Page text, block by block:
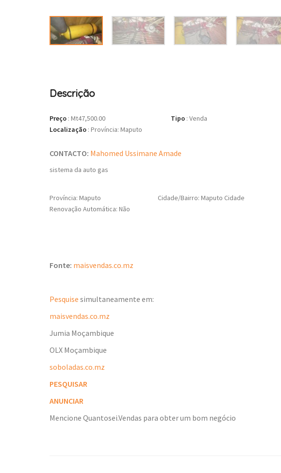
Descrição
Preço : Mt47,500.00 Tipo : Venda
Localização : Província: Maputo
CONTACTO: Mahomed Ussimane Amade
sistema da auto gas
Província: Maputo
Cidade/Bairro: Maputo Cidade
Renovação Automática: Não
Fonte: maisvendas.co.mz
Pesquise simultaneamente em:
maisvendas.co.mz
Jumia Moçambique
OLX Moçambique
soboladas.co.mz
PESQUISAR
ANUNCIAR
Mencione Quantosei.Vendas para obter um bom negócio